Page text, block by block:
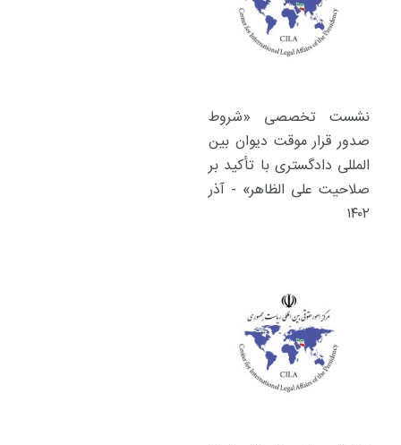
نشست تخصصی «شروط
صدور قرار موقت دیوان بین
المللی دادگستری با تأکید بر
صلاحیت علی الظاهر» - آذر
۱۴۰۲